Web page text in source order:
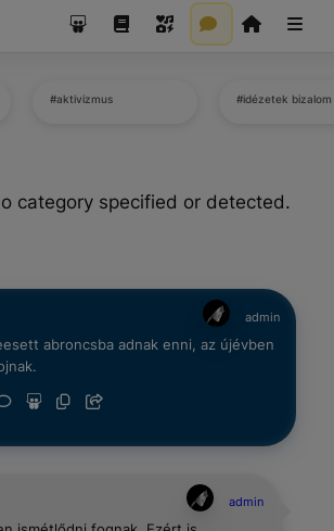
#aktivizmus #idézetek bizalom
category specified or detected.
admin
abroncsba adnak enni, az újévben
admin